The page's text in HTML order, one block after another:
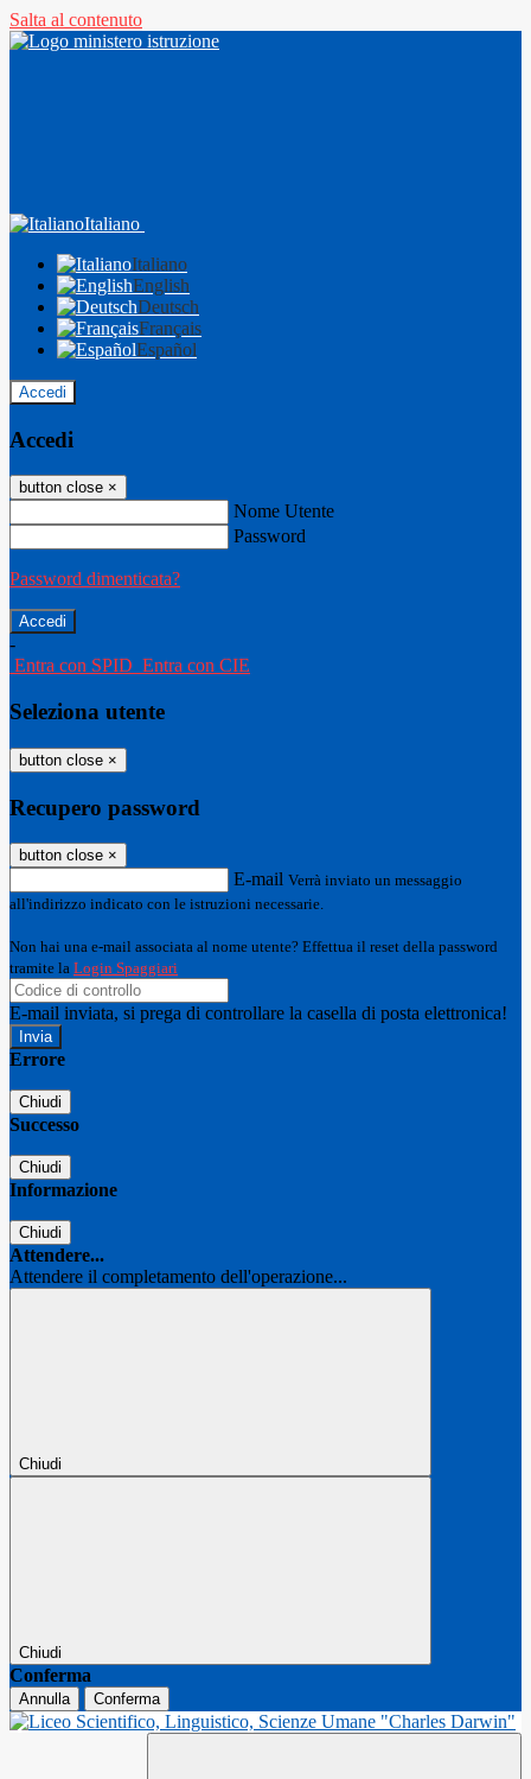
Salta al contenuto
Italiano
Italiano
English
Deutsch
Français
Español
Accedi
Accedi
button close ×
Nome Utente
Password
Password dimenticata?
-
Entra con SPID Entra con CIE
Seleziona utente
button close ×
Recupero password
button close ×
E-mail Verrà inviato un messaggio
all'indirizzo indicato con le istruzioni necessarie.
Non hai una e-mail associata al nome utente? Effettua il reset della password
tramite la Login Spaggiari
E-mail inviata, si prega di controllare la casella di posta elettronica!
Errore
Chiudi
Successo
Chiudi
Informazione
Chiudi
Attendere...
Attendere il completamento dell'operazione...
Chiudi
Chiudi
Conferma
Annulla Conferma